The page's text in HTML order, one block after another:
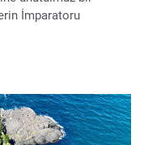
İmparatoru